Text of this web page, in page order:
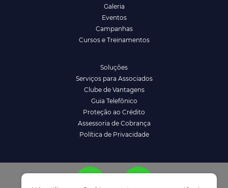
Galeria
Eventos
Campanhas
Cursos e Treinamentos
Soluções
Serviços para Associados
Clube de Vantagens
Guia Telefônico
Proteção ao Crédito
Assessoria de Cobrança
Política de Privacidade